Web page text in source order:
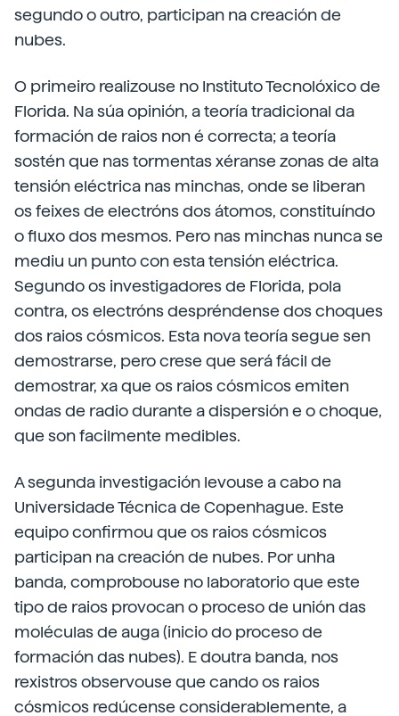
segundo o outro, participan na creación de
nubes.
O primeiro realizouse no Instituto Tecnolóxico de
Florida. Na súa opinión, a teoría tradicional da
formación de raios non é correcta; a teoría
sostén que nas tormentas xéranse zonas de alta
tensión eléctrica nas minchas, onde se liberan
os feixes de electróns dos átomos, constituíndo
o fluxo dos mesmos. Pero nas minchas nunca se
mediu un punto con esta tensión eléctrica.
Segundo os investigadores de Florida, pola
contra, os electróns despréndense dos choques
dos raios cósmicos. Esta nova teoría segue sen
demostrarse, pero crese que será fácil de
demostrar, xa que os raios cósmicos emiten
ondas de radio durante a dispersión e o choque,
que son facilmente medibles.
A segunda investigación levouse a cabo na
Universidade Técnica de Copenhague. Este
equipo confirmou que os raios cósmicos
participan na creación de nubes. Por unha
banda, comprobouse no laboratorio que este
tipo de raios provocan o proceso de unión das
moléculas de auga (inicio do proceso de
formación das nubes). E doutra banda, nos
rexistros observouse que cando os raios
cósmicos redúcense considerablemente, a